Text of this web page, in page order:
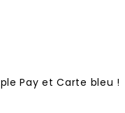
Pay et Carte bleu !